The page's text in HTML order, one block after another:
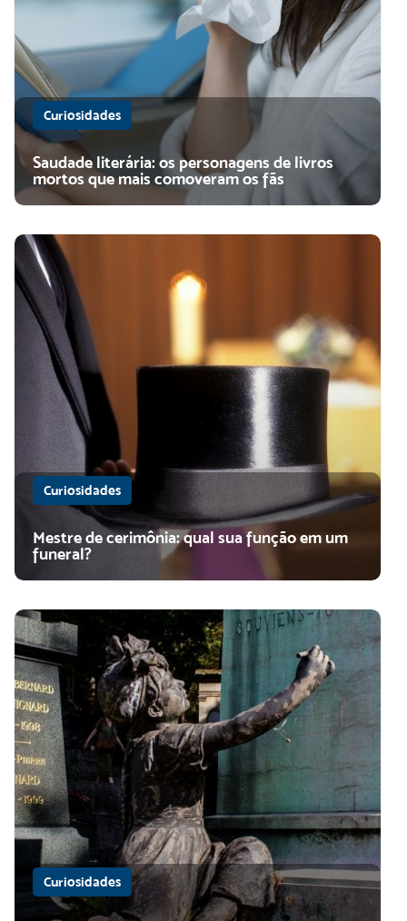
Curiosidades
Saudade literária: os personagens de livros
mortos que mais comoveram os fãs
Curiosidades
Mestre de cerimônia: qual sua função em um
funeral?
Curiosidades